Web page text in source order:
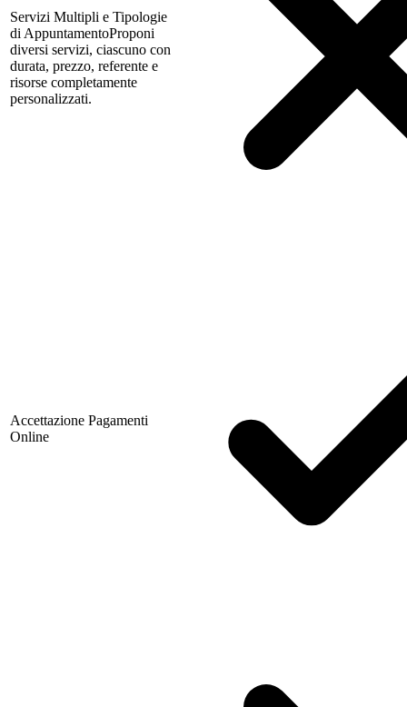
Servizi Multipli e Tipologie
di AppuntamentoProponi
diversi servizi, ciascuno con
durata, prezzo, referente e
risorse completamente
personalizzati.
Accettazione Pagamenti
Online